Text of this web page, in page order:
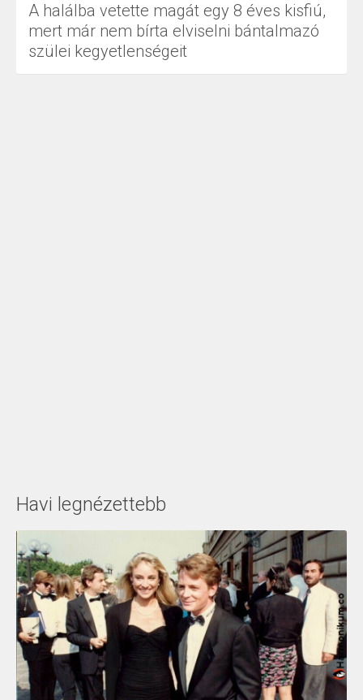
A halálba vetette magát egy 8 éves kisfiú,
mert már nem bírta elviselni bántalmazó
szülei kegyetlenségeit
Havi legnézettebb